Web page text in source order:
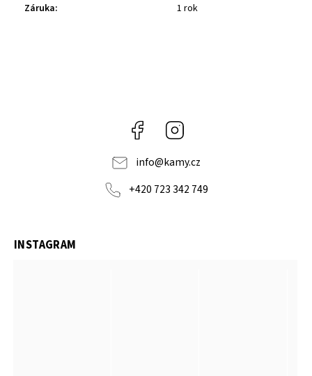
Záruka: 1 rok
Facebook
info@kamy.cz
+420 723 342 749
INSTAGRAM